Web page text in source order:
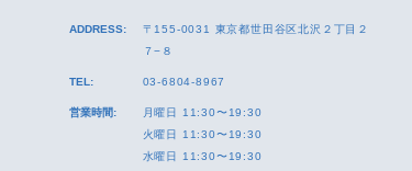
ADDRESS:
〒155-0031 東京都世田谷区北沢２丁目２
７−８
TEL: 03-6804-8967
営業時間:
月曜日 11:30〜19:30
火曜日 11:30〜19:30
水曜日 11:30〜19:30